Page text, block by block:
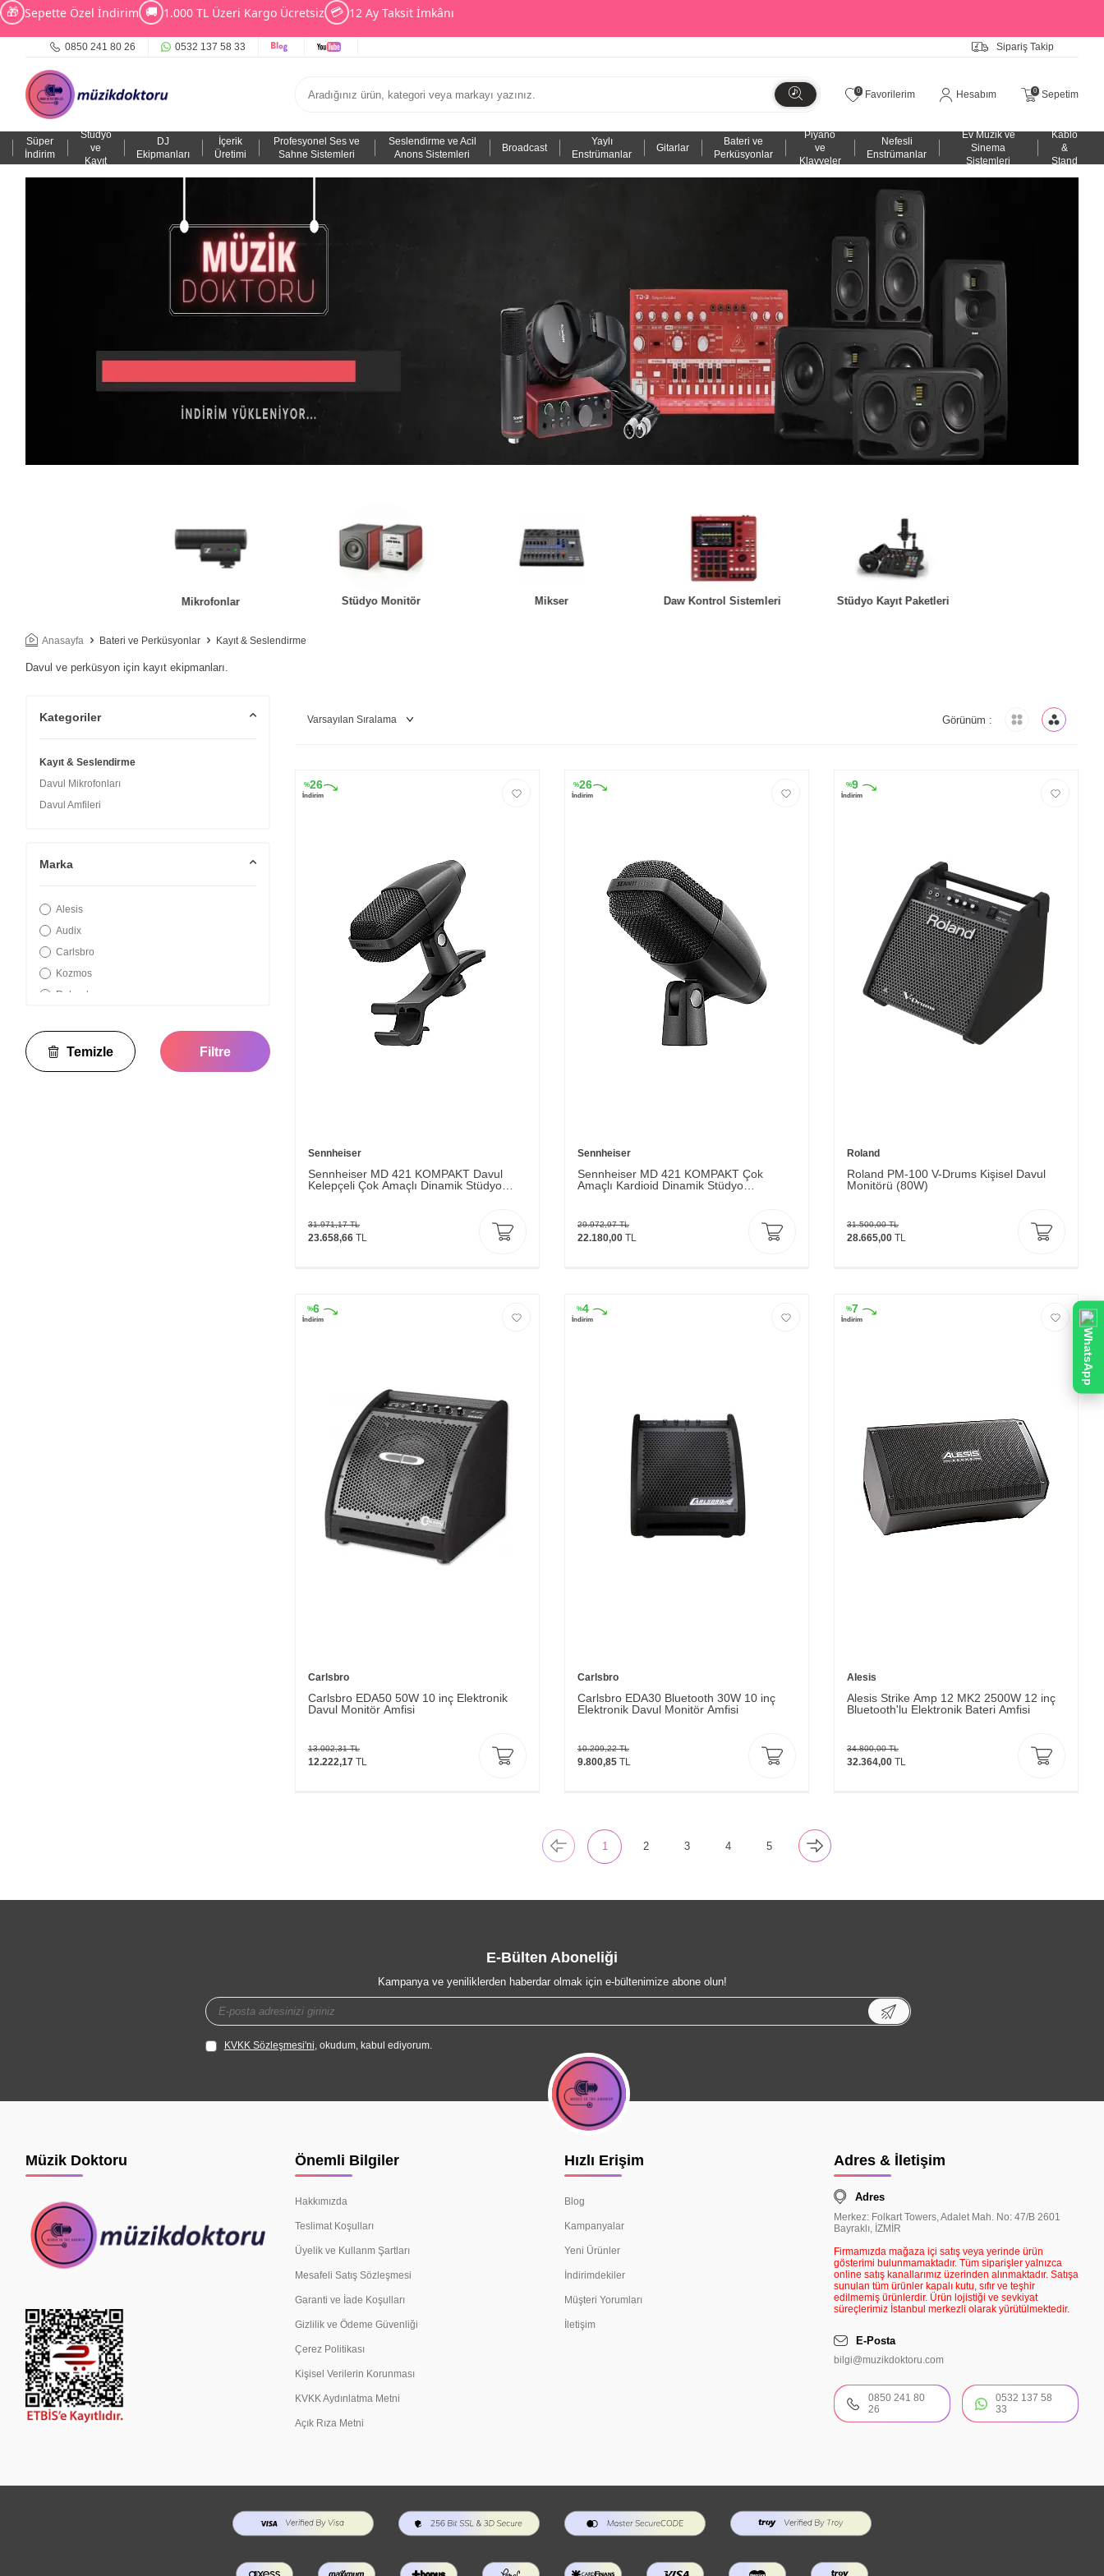
🎁 Sepette Özel İndirim 🚚 1.000 TL Üzeri Kargo Ücretsiz 💳 12 Ay Taksit İmkânı
0850 241 80 26 0532 137 58 33 Sipariş Takip
0 Favorilerim Hesabım 0 Sepetim
Süper
İndirim
Stüdyo
ve
Kayıt
DJ
Ekipmanları
İçerik
Üretimi
Profesyonel Ses ve
Sahne Sistemleri
Seslendirme ve Acil
Anons Sistemleri
Broadcast
Yaylı
Enstrümanlar
Gitarlar
Bateri ve
Perküsyonlar
Piyano
ve
Klavyeler
Nefesli
Enstrümanlar
Ev Müzik ve
Sinema
Sistemleri
Kablo
&
Stand
Mikrofonlar Stüdyo Monitör Mikser Daw Kontrol Sistemleri Stüdyo Kayıt Paketleri
Anasayfa Bateri ve Perküsyonlar Kayıt & Seslendirme
Davul ve perküsyon için kayıt ekipmanları.
Kategoriler
Kayıt & Seslendirme
Davul Mikrofonları
Davul Amfileri
Marka
Alesis
Audix
Carlsbro
Kozmos
Roland
Takstar
Temizle Filtre
Görünüm :
%26
İndirim
Sennheiser
Sennheiser MD 421 KOMPAKT Davul
Kelepçeli Çok Amaçlı Dinamik Stüdyo
Mikrofonu
31.971,17TL
23.658,66 TL
%26
İndirim
Sennheiser
Sennheiser MD 421 KOMPAKT Çok
Amaçlı Kardioid Dinamik Stüdyo
Mikrofonu
29.972,97TL
22.180,00 TL
%9
İndirim
Roland
Roland PM-100 V-Drums Kişisel Davul
Monitörü (80W)
31.500,00TL
28.665,00 TL
%6
İndirim
Carlsbro
Carlsbro EDA50 50W 10 inç Elektronik
Davul Monitör Amfisi
13.002,31TL
12.222,17 TL
%4
İndirim
Carlsbro
Carlsbro EDA30 Bluetooth 30W 10 inç
Elektronik Davul Monitör Amfisi
10.209,22TL
9.800,85 TL
%7
İndirim
Alesis
Alesis Strike Amp 12 MK2 2500W 12 inç
Bluetooth'lu Elektronik Bateri Amfisi
34.800,00TL
32.364,00 TL
1 2 3 4 5
E-Bülten Aboneliği
Kampanya ve yeniliklerden haberdar olmak için e-bültenimize abone olun!
KVKK Sözleşmesi'ni, okudum, kabul ediyorum.
Müzik Doktoru Önemli Bilgiler
Hakkımızda
Teslimat Koşulları
Üyelik ve Kullanm Şartları
Mesafeli Satış Sözleşmesi
Garanti ve İade Koşulları
Gizlilik ve Ödeme Güvenliği
Çerez Politikası
Kişisel Verilerin Korunması
KVKK Aydınlatma Metni
Açık Rıza Metni
Hızlı Erişim
Blog
Kampanyalar
Yeni Ürünler
İndirimdekiler
Müşteri Yorumları
İletişim
Adres & İletişim
Adres
Merkez: Folkart Towers, Adalet Mah. No: 47/B 2601
Bayraklı, İZMİR
Firmamızda mağaza içi satış veya yerinde ürün
gösterimi bulunmamaktadır. Tüm siparişler yalnızca
online satış kanallarımız üzerinden alınmaktadır. Satışa
sunulan tüm ürünler kapalı kutu, sıfır ve teşhir
edilmemiş ürünlerdir. Ürün lojistiği ve sevkiyat
süreçlerimiz İstanbul merkezli olarak yürütülmektedir.
E-Posta
bilgi@muzikdoktoru.com
0850 241 80
26
0532 137 58
33
WhatsApp